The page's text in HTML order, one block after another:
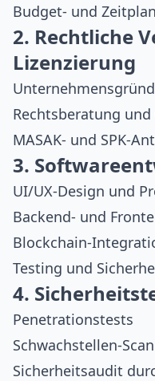
Budget- und
2. Rechtliche
Lizenzierung
Rechtsberatung
MASAK- und SPK-
3.
UI/UX-Design und
Backend- und
Blockchain-
Testing und
4.
Penetrationstests
Schwachstellen-
Sicherheitsaudit